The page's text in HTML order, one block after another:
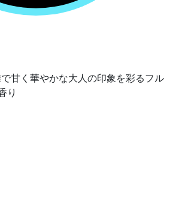
甘く華やかな大人の印象を彩るフル
り